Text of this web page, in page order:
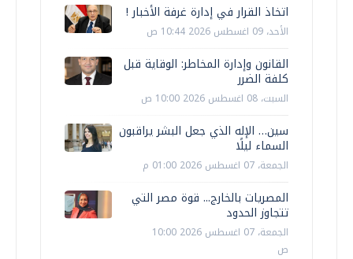
اتخاذ القرار في إدارة غرفة الأخبار !
الأحد، 09 اغسطس 2026 10:44 ص
القانون وإدارة المخاطر: الوقاية قبل
كلفة الضرر
السبت، 08 اغسطس 2026 10:00 ص
سين… الإله الذي جعل البشر يراقبون
السماء ليلًا
الجمعة، 07 اغسطس 2026 01:00 م
المصريات بالخارج... قوة مصر التي
تتجاوز الحدود
الجمعة، 07 اغسطس 2026 10:00
ص